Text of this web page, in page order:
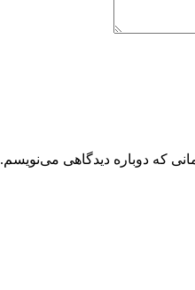
که دوباره دیدگاهی می‌نویسم.